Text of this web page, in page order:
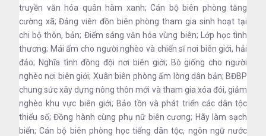
truyền văn hóa quân hàm xanh; Cán bộ biên phòng tăng
cường xã; Đảng viên đồn biên phòng tham gia sinh hoạt tại
chi bộ thôn, bản; Điểm sáng văn hóa vùng biên; Lớp học tình
thương; Mái ấm cho người nghèo và chiến sĩ nơi biên giới, hải
đảo; Nghĩa tình đồng đội nơi biên giới; Bò giống cho người
nghèo nơi biên giới; Xuân biên phòng ấm lòng dân bản; BĐBP
chung sức xây dựng nông thôn mới và tham gia xóa đói, giảm
nghèo khu vực biên giới; Bảo tồn và phát triển các dân tộc
thiểu số; Đồng hành cùng phụ nữ biên cương; Hãy làm sạch
biển; Cán bộ biên phòng học tiếng dân tộc, ngôn ngữ nước